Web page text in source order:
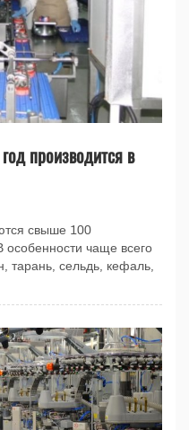
производится в
свыше 100
особенности чаще всего
тарань, сельдь, кефаль,